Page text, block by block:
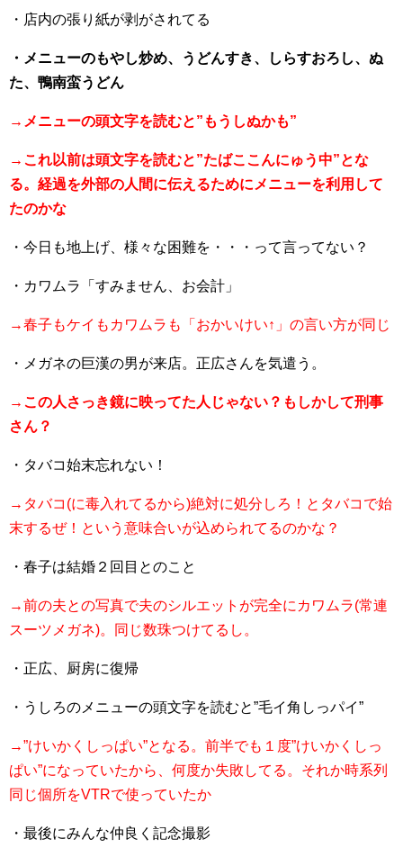
・店内の張り紙が剥がされてる
・メニューのもやし炒め、うどんすき、しらすおろし、ぬ
た、鴨南蛮うどん
→メニューの頭文字を読むと”もうしぬかも”
→これ以前は頭文字を読むと”たばここんにゅう中”とな
る。経過を外部の人間に伝えるためにメニューを利用して
たのかな
・今日も地上げ、様々な困難を・・・って言ってない？
・カワムラ「すみません、お会計」
→春子もケイもカワムラも「おかいけい↑」の言い方が同じ
・メガネの巨漢の男が来店。正広さんを気遣う。
→この人さっき鏡に映ってた人じゃない？もしかして刑事
さん？
・タバコ始末忘れない！
→タバコ(に毒入れてるから)絶対に処分しろ！とタバコで始
末するぜ！という意味合いが込められてるのかな？
・春子は結婚２回目とのこと
→前の夫との写真で夫のシルエットが完全にカワムラ(常連
スーツメガネ)。同じ数珠つけてるし。
・正広、厨房に復帰
・うしろのメニューの頭文字を読むと”毛イ角しっパイ”
→”けいかくしっぱい”となる。前半でも１度”けいかくしっ
ぱい”になっていたから、何度か失敗してる。それか時系列
同じ個所をVTRで使っていたか
・最後にみんな仲良く記念撮影